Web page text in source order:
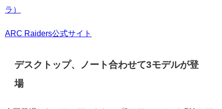
ラ）
ARC Raiders公式サイト
デスクトップ、ノート合わせて3モデルが登
場